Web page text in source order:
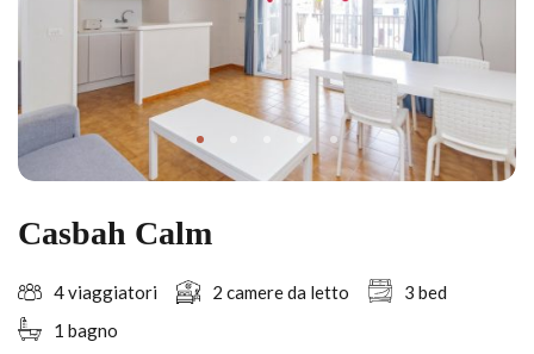
Casbah Calm
4 viaggiatori 2 camere da letto
3 bed
1 bagno